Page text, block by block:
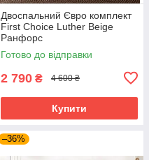
Двоспальний Євро комплект
First Choice Luther Beige
Ранфорс
Готово до відправки
2 790 ₴ 4 600 ₴
Купити
–36%